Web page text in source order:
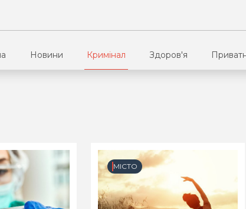
Новини Кримінал Здоров'я
МІСТО